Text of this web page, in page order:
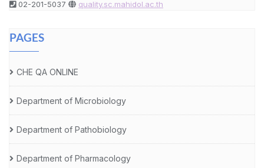
02-201-5037
quality.sc.mahidol.ac.th
PAGES
CHE QA ONLINE
Department of Microbiology
Department of Pathobiology
Department of Pharmacology